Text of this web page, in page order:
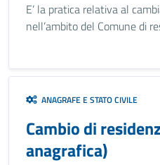
E’ la pratica relativa al
nell’ambito del Comune di
ANAGRAFE E STATO CIVILE
Cambio di
anagrafica)